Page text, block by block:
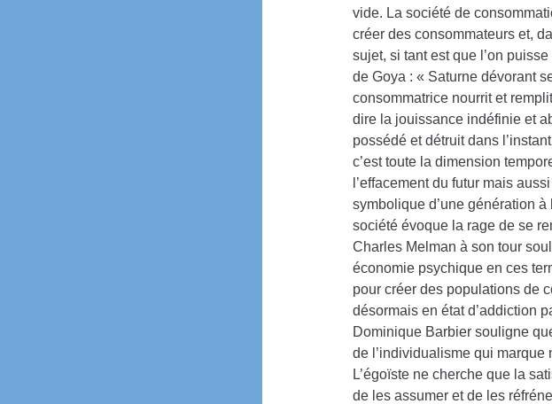
vide. La société de
créer des consommateurs et,
sujet, si tant est que l’on
de Goya : « Saturne dévorant
consommatrice nourrit et
dire la jouissance indéfinie et
possédé et détruit dans
c’est toute la dimension
l’effacement du futur mais
symbolique d’une génération à
société évoque la rage de se
Charles Melman à son tour
économie psychique en ces
pour créer des populations de
désormais en état d’addiction
Dominique Barbier souligne
de l’individualisme qui marque
L’égoïste ne cherche que la
de les assumer et de les